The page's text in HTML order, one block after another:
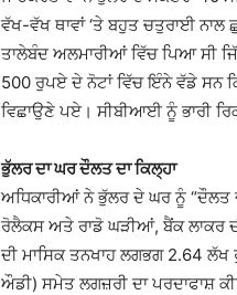
ਵੱਖ-ਵੱਖ ਥਾਵਾਂ ‘ਤੇ ਬਹੁਤ ਚਤੁਰਾਈ
ਤਾਲੇਬੰਦ ਅਲਮਾਰੀਆਂ ਵਿੱਚ ਪਿਆ ਸੀ
500 ਰੁਪਏ ਦੇ ਨੋਟਾਂ ਵਿੱਚ ਇੰਨੇ ਵੱਡੇ ਸਨ
ਵਿਛਾਉਣੇ ਪਏ। ਸੀਬੀਆਈ ਨੂੰ ਭਾਰੀ
ਭੁੱਲਰ ਦਾ ਘਰ ਦੌਲਤ ਦਾ ਕਿਲ੍ਹਾ
ਅਧਿਕਾਰੀਆਂ ਨੇ ਭੁੱਲਰ ਦੇ ਘਰ ਨੂੰ “ਦੌਲਤ
ਰੋਲੈਕਸ ਅਤੇ ਰਾਡੋ ਘੜੀਆਂ, ਬੈਂਕ ਲਾਕਰ
ਦੀ ਮਾਸਿਕ ਤਨਖਾਹ ਲਗਭਗ 2.64
ਔਡੀ) ਸਮੇਤ ਲਗਜ਼ਰੀ ਦਾ ਪਰਦਾਫਾਸ਼